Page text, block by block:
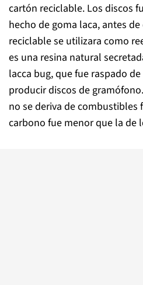
cartón reciclable. Los discos
hecho de goma laca, antes
reciclable se utilizara como
es una resina natural
lacca bug, que fue raspado
producir discos de
no se deriva de combustibles
carbono fue menor que la de